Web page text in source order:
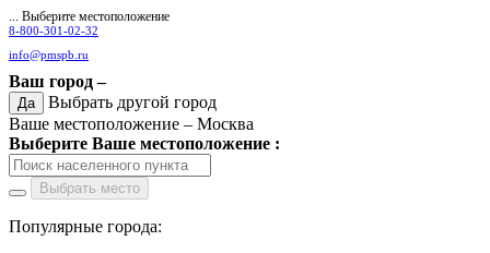
... Выберите местоположение
8-800-301-02-32
info@pmspb.ru
Ваш город –
Да
Выбрать другой город
Ваше местоположение – Москва
Выберите Ваше местоположение :
Выбрать место
Популярные города: